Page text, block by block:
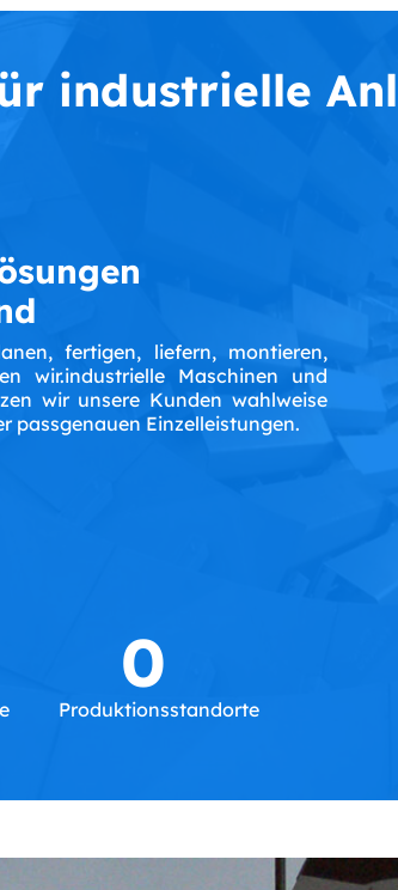
industrielle
fertigen, liefern, montieren,
wir.industrielle Maschinen und
wir unsere Kunden wahlweise
passgenauen Einzelleistungen.
0
Produktionsstandorte